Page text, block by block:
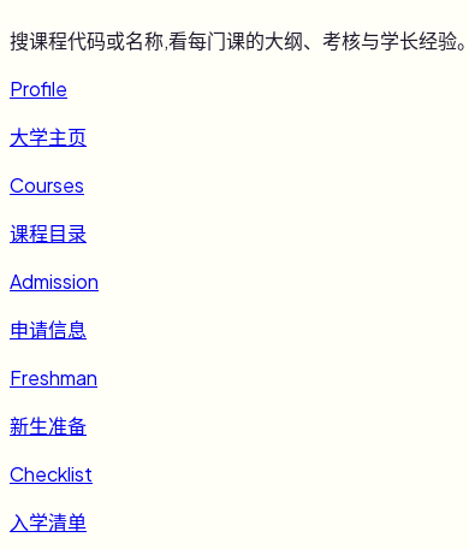
搜课程代码或名称,看每门课的大纲、考核与学长经验。
Profile
大学主页
Courses
课程目录
Admission
申请信息
Freshman
新生准备
Checklist
入学清单